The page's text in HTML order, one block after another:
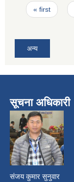
Pages
« first
अन्य
सूचना अधिकारी
संजय कुमार सुनुवार